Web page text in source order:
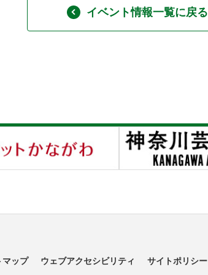
イベント情報一覧に戻る
マップ ウェブアクセシビリティ サイトポリシー